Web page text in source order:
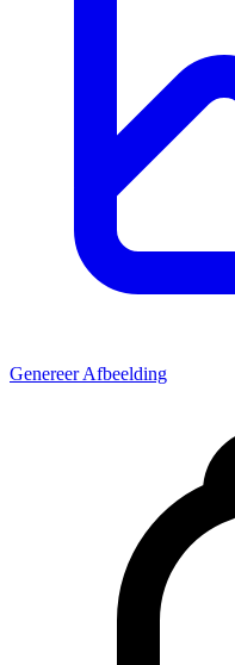
Genereer Afbeelding